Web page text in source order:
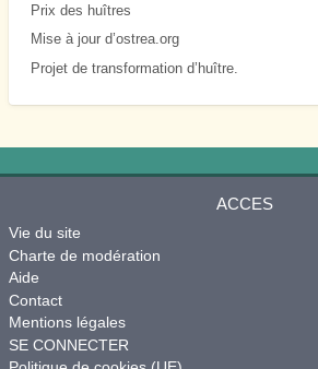
Prix des huîtres
Mise à jour d’ostrea.org
Projet de transformation d’huître.
ACCES
Vie du site
Charte de modération
Aide
Contact
Mentions légales
SE CONNECTER